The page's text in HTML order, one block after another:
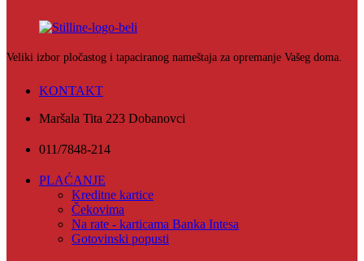
Veliki izbor pločastog i tapaciranog nameštaja za opremanje Vašeg doma.
KONTAKT
Maršala Tita 223 Dobanovci
011/7848-214
PLAĆANJE
Kreditne kartice
Čekovima
Na rate - karticama Banka Intesa
Gotovinski popusti